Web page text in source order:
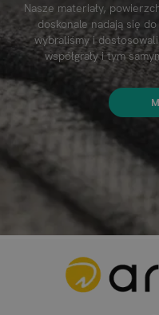
Nasze materiały,
doskonale nadają się
wybraliśmy i
współgrały i tym